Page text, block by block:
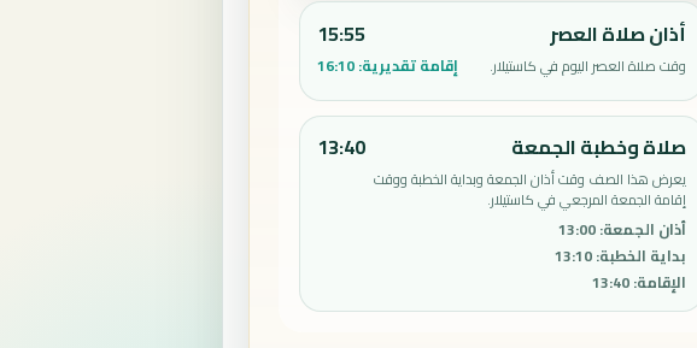
أذان صلاة العصر
وقت صلاة العصر اليوم في كاستيلار.
15:55
إقامة تقديرية:16:10
صلاة وخطبة الجمعة
يعرض هذا الصف وقت أذان الجمعة وبداية الخطبة ووقت
إقامة الجمعة المرجعي في كاستيلار.
أذان الجمعة:
13:00
بداية الخطبة:
13:10
الإقامة:
13:40
13:40